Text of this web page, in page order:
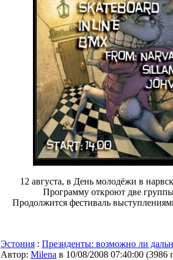
12 августа, в День молодёжи в
Программу откроют две
Продолжится фестиваль
Эстония : Президенты: возможно ли
Автор: Milena в 10/08/2008 07:40:00 (3986